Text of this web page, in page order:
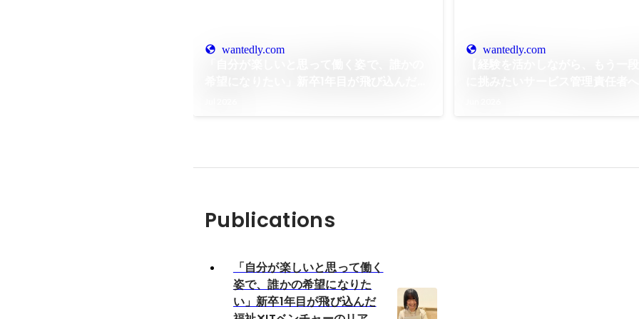
wantedly.com wantedly.com
Publications
「自分が楽しいと思って働く
姿で、誰かの希望になりた
い」新卒1年目が飛び込んだ